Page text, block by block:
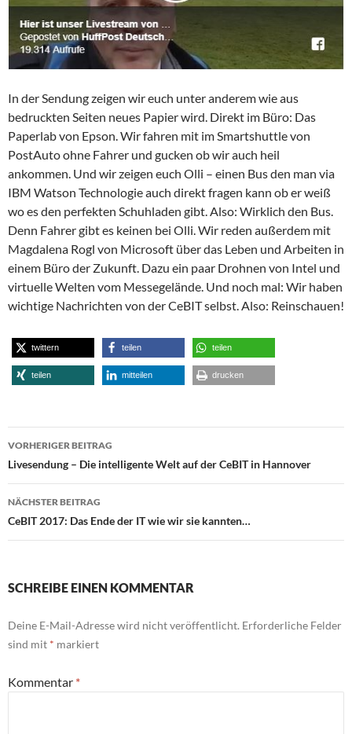
In der Sendung zeigen wir euch unter anderem wie aus
bedruckten Seiten neues Papier wird. Direkt im Büro: Das
Paperlabvon Epson. Wir fahren mit im Smartshuttle von
PostAuto ohne Fahrer und gucken ob wir auch heil
ankommen. Und wir zeigen euch Olli – einen Bus den man via
IBM Watson Technologie auch direkt fragen kann ob er weiß
wo es den perfekten Schuhladen gibt. Also: Wirklich den Bus.
Denn Fahrer gibt es keinen bei Olli. Wir reden außerdem mit
Magdalena Rogl von Microsoft über das Leben und Arbeiten in
einem Büro der Zukunft. Dazu ein paar Drohnen von Intel und
virtuelle Welten vom Messegelände. Und noch mal: Wir haben
wichtige Nachrichten von der CeBIT selbst. Also: Reinschauen!
twittern teilen teilen
teilen mitteilen drucken
Beitragsnavigation
VORHERIGER BEITRAG
Livesendung – Die intelligente Welt auf der CeBIT in Hannover
NÄCHSTER BEITRAG
CeBIT 2017: Das Ende der IT wie wir sie kannten…
SCHREIBE EINEN KOMMENTAR
Deine E-Mail-Adresse wird nicht veröffentlicht. Erforderliche Felder
sind mit * markiert
Kommentar *